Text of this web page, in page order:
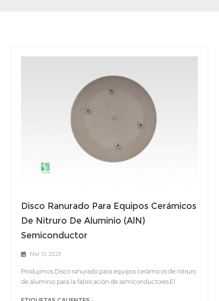
Disco Ranurado Para Equipos Cerámicos
De Nitruro De Aluminio (AlN)
Semiconductor
Mar 13, 2023
Produjimos Disco ranurado para equipos cerámicos de nitruro
de aluminio para la fabricación de semiconductores.El